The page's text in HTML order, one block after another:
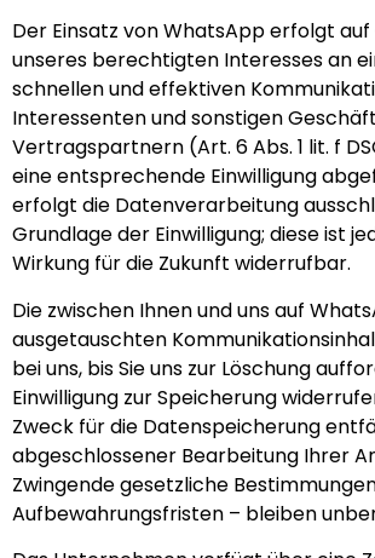
Der Einsatz von WhatsApp erfolgt
unseres berechtigten Interesses an
schnellen und effektiven
Interessenten und sonstigen
Vertragspartnern (Art. 6 Abs. 1 lit. f
eine entsprechende Einwilligung
erfolgt die Datenverarbeitung
Grundlage der Einwilligung; diese ist
Wirkung für die Zukunft widerrufbar.
Die zwischen Ihnen und uns auf
ausgetauschten
bei uns, bis Sie uns zur Löschung
Einwilligung zur Speicherung
Zweck für die Datenspeicherung
abgeschlossener Bearbeitung Ihrer
Zwingende gesetzliche
Aufbewahrungsfristen – bleiben